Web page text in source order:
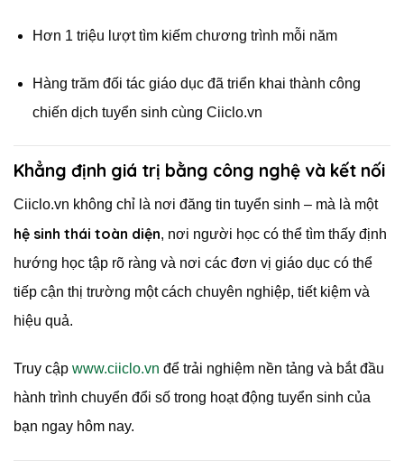
Hơn 1 triệu lượt tìm kiếm chương trình mỗi năm
Hàng trăm đối tác giáo dục đã triển khai thành công
chiến dịch tuyển sinh cùng Ciiclo.vn
Khẳng định giá trị bằng công nghệ và kết nối
Ciiclo.vn không chỉ là nơi đăng tin tuyển sinh – mà là một
hệ sinh thái toàn diện, nơi người học có thể tìm thấy định
hướng học tập rõ ràng và nơi các đơn vị giáo dục có thể
tiếp cận thị trường một cách chuyên nghiệp, tiết kiệm và
hiệu quả.
Truy cập www.ciiclo.vn để trải nghiệm nền tảng và bắt đầu
hành trình chuyển đổi số trong hoạt động tuyển sinh của
bạn ngay hôm nay.